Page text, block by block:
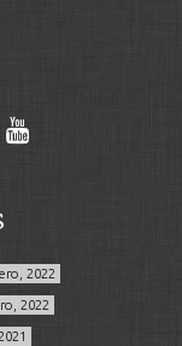
2022
2022